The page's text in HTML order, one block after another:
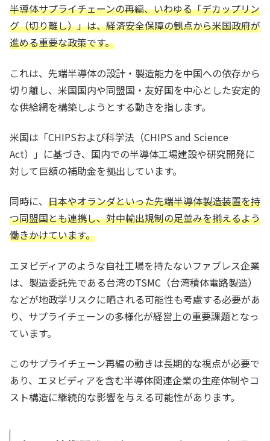
半導体サプライチェーンの再編、いわゆる「デカップリン
グ（切り離し）」は、経済安全保障の観点から米国政府が
進める重要な政策です。
これは、先端半導体の設計・製造能力を中国への依存から
切り離し、米国国内や同盟国・友好国を中心とした安定的
な供給網を構築しようとする動きを指します。
米国は「CHIPSおよび科学法（CHIPS and Science
Act）」に基づき、国内での半導体工場建設や研究開発に
対して巨額の補助金を拠出しています。
同時に、 日本やオランダといった先端半導体製造装置を持
つ同盟国とも連携し、対中輸出規制の足並みを揃えるよう
働きかけています。
エヌビディアのような自社工場を持たないファブレス企業
は、製造委託先である台湾のTSMC（台湾積体電路製造）
などが地政学リスクに晒される可能性も考慮する必要があ
り、サプライチェーンの多様化が経営上の重要課題となっ
ています。
このサプライチェーン再編の動きは長期的な視点が必要で
あり、エヌビディアを含む半導体関連企業の生産体制やコ
スト構造に継続的な影響を与える可能性があります。